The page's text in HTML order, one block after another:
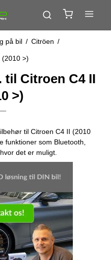
på bil / Citröen /
(2010 >)
til Citroen C4 II
>)
til Citroen C4 II (2010
funktioner som Bluetooth,
det er muligt.